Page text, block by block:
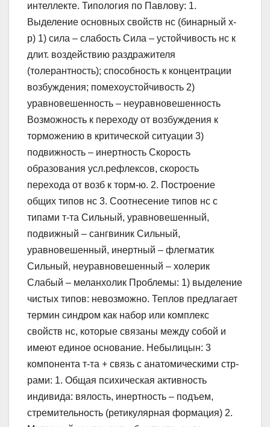
интеллекте. Типология по Павлову: 1.
Выделение основных свойств нс (бинарный х-
р) 1) сила – слабость Сила – устойчивость нс к
длит. воздействию раздражителя
(толерантность); способность к концентрации
возбуждения; помехоустойчивость 2)
уравновешенность – неуравновешенность
Возможность к переходу от возбуждения к
торможению в критической ситуации 3)
подвижность – инертность Скорость
образования усл.рефлексов, скорость
перехода от возб к торм-ю. 2. Построение
общих типов нс 3. Соотнесение типов нс с
типами т-та Сильный, уравновешенный,
подвижный – сангвиник Сильный,
уравновешенный, инертный – флегматик
Сильный, неуравновешенный – холерик
Слабый – меланхолик Проблемы: 1) выделение
чистых типов: невозможно. Теплов предлагает
термин синдром как набор или комплекс
свойств нс, которые связаны между собой и
имеют единое основание. Небылицын: 3
компонента т-та + связь с анатомическими стр-
рами: 1. Общая психическая активность
индивида: вялость, инертность – подъем,
стремительность (ретикулярная формация) 2.